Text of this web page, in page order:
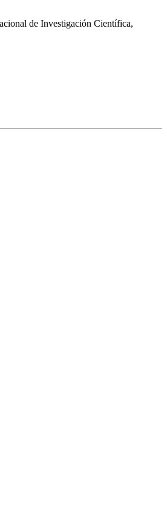
de Investigación Científica,